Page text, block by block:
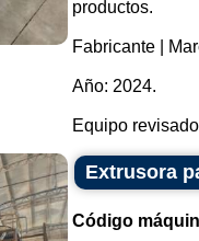
productos.
Fabricante |
Año: 2024.
Equipo
Extrusora
Código